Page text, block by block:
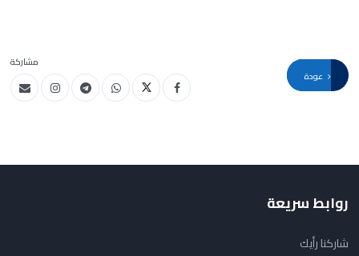
مشاركة
روابط سريعة
شاركنا رأيك